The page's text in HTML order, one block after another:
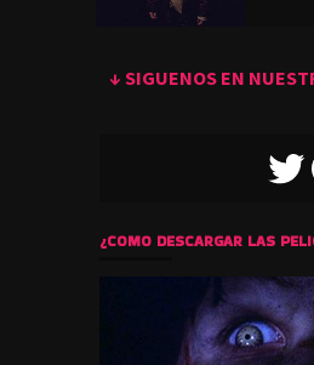
↓ SIGUENOS EN
¿COMO DESCARGAR LAS